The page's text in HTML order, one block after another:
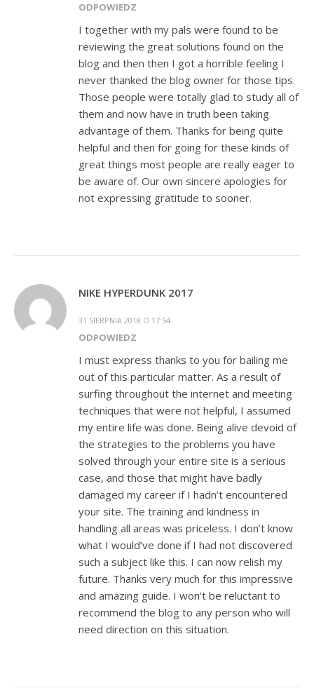
ODPOWIEDZ
I together with my pals were found to be
reviewing the great solutions found on the
blog and then then I got a horrible feeling I
never thanked the blog owner for those tips.
Those people were totally glad to study all of
them and now have in truth been taking
advantage of them. Thanks for being quite
helpful and then for going for these kinds of
great things most people are really eager to
be aware of. Our own sincere apologies for
not expressing gratitude to sooner.
NIKE HYPERDUNK 2017
31 SIERPNIA 2018 O 17:54
ODPOWIEDZ
I must express thanks to you for bailing me
out of this particular matter. As a result of
surfing throughout the internet and meeting
techniques that were not helpful, I assumed
my entire life was done. Being alive devoid of
the strategies to the problems you have
solved through your entire site is a serious
case, and those that might have badly
damaged my career if I hadn’t encountered
your site. The training and kindness in
handling all areas was priceless. I don’t know
what I would’ve done if I had not discovered
such a subject like this. I can now relish my
future. Thanks very much for this impressive
and amazing guide. I won’t be reluctant to
recommend the blog to any person who will
need direction on this situation.